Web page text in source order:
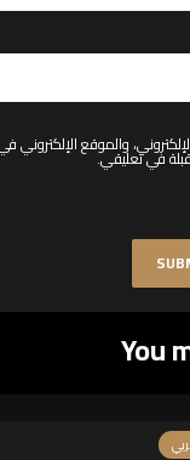
والموقع الإلكتروني
في تعليقي.
You